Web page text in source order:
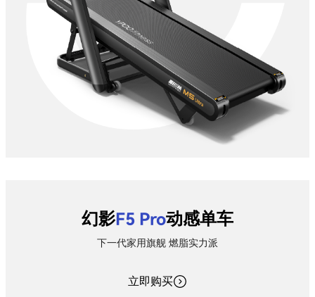
幻影F5 Pro动感单车
下一代家用旗舰 燃脂实力派
立即购买